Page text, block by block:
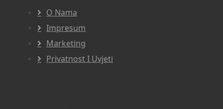
O Nama
Impresum
Marketing
Privatnost I Uvjeti